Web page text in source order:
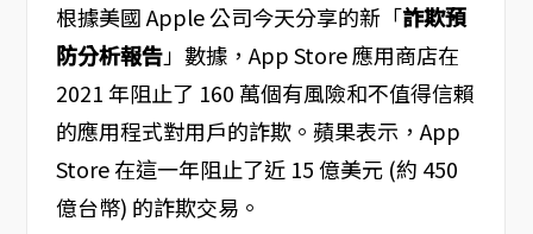
根據美國 Apple 公司今天分享的新「詐欺預
防分析報告」數據，App Store 應用商店在
2021 年阻止了 160 萬個有風險和不值得信賴
的應用程式對用戶的詐欺。蘋果表示，App
Store 在這一年阻止了近 15 億美元 (約 450
億台幣) 的詐欺交易。